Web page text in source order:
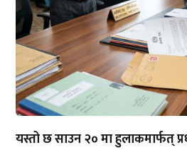
यस्तो छ साउन २० मा हुलाकमार्फत्